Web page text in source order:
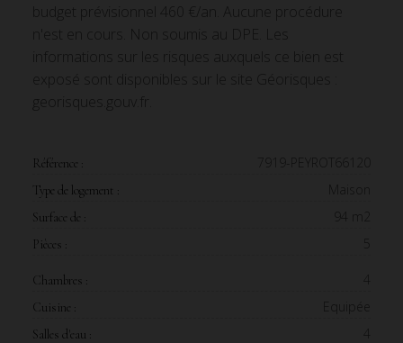
budget prévisionnel 460 €/an. Aucune procédure
n'est en cours. Non soumis au DPE. Les
informations sur les risques auxquels ce bien est
exposé sont disponibles sur le site Géorisques :
georisques.gouv.fr.
Référence : 7919-PEYROT66120
Type de logement :
Surface de : 94 m2
Pièces :
Chambres : 4
Cuisine :
Salles d'eau : 4